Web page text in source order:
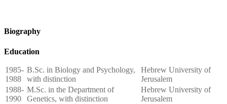
Biography
Education
1985-
1988
B.Sc. in Biology and Psychology,
with distinction
Hebrew University of
Jerusalem
1988-
1990
M.Sc. in the Department of
Genetics, with distinction
Hebrew University of
Jerusalem